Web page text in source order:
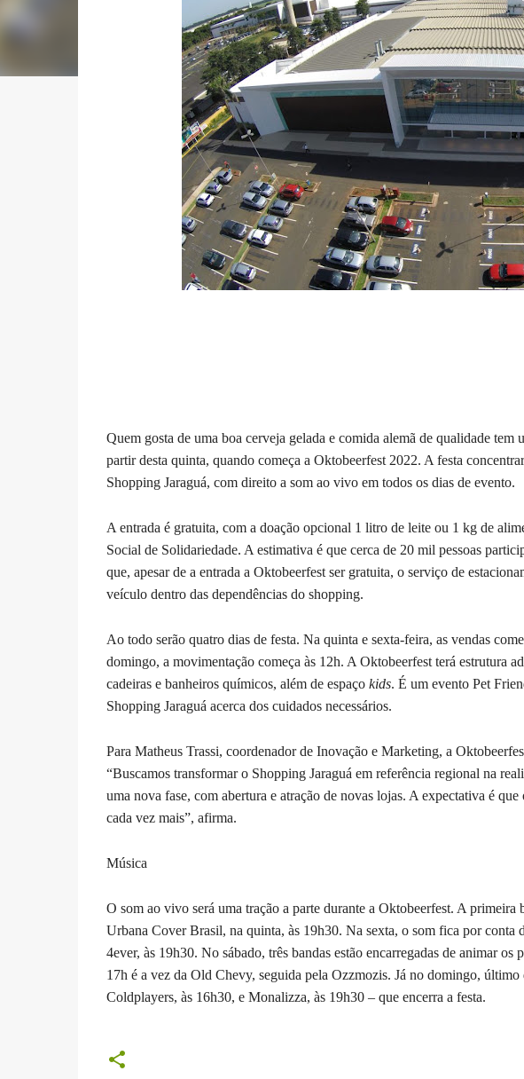
Quem gosta de uma boa cerveja gelada e comida alemã de qualidade
partir desta quinta, quando começa a Oktobeerfest 2022. A festa
Shopping Jaraguá, com direito a som ao vivo em todos os dias de evento.
A entrada é gratuita, com a doação opcional 1 litro de leite ou 1 kg de
Social de Solidariedade. A estimativa é que cerca de 20 mil pessoas
que, apesar de a entrada a Oktobeerfest ser gratuita, o serviço de
veículo dentro das dependências do shopping.
Ao todo serão quatro dias de festa. Na quinta e sexta-feira, as vendas
domingo, a movimentação começa às 12h. A Oktobeerfest terá estrutura
cadeiras e banheiros químicos, além de espaço kids. É um evento Pet
Shopping Jaraguá acerca dos cuidados necessários.
Para Matheus Trassi, coordenador de Inovação e Marketing, a
“Buscamos transformar o Shopping Jaraguá em referência regional na
uma nova fase, com abertura e atração de novas lojas. A expectativa é
cada vez mais”, afirma.
Música
O som ao vivo será uma tração a parte durante a Oktobeerfest. A primeira
Urbana Cover Brasil, na quinta, às 19h30. Na sexta, o som fica por conta
4ever, às 19h30. No sábado, três bandas estão encarregadas de animar
17h é a vez da Old Chevy, seguida pela Ozzmozis. Já no domingo,
Coldplayers, às 16h30, e Monalizza, às 19h30 – que encerra a festa.